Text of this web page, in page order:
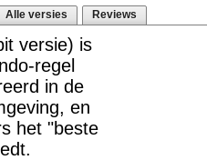
Alle versies Reviews
versie) is
regel
in de
en
het "beste